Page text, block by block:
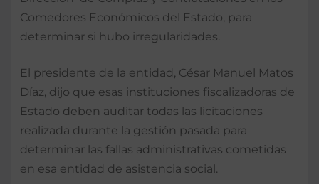
Comedores Económicos del Estado, para
determinar si hubo irregularidades.
El presidente de la entidad, César Manuel Matos
Díaz, dijo que esas instituciones fiscalizadoras de
Estado deben auditar todas las licitaciones
realizada durante la gestión pasada para
determinar las fallas administrativas cometidas
en esa entidad de asistencia social.